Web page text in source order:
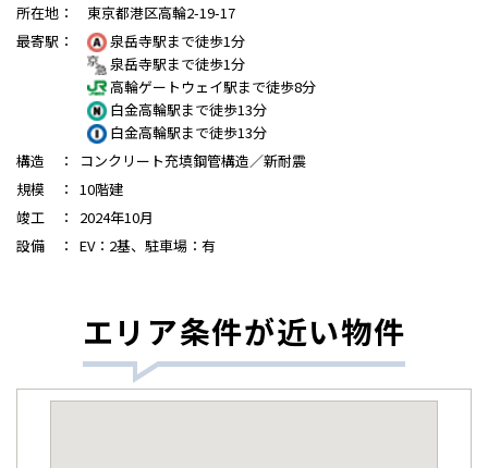
所在地 ：
東京都港区高輪2-19-17
最寄駅 ：
泉岳寺駅まで徒歩1分
泉岳寺駅まで徒歩1分
高輪ゲートウェイ駅まで徒歩8分
白金高輪駅まで徒歩13分
白金高輪駅まで徒歩13分
構造
：
コンクリート充填鋼管構造／新耐震
規模
： 10階建
竣工
：
2024年10月
設備
： EV：2基、駐車場：有
エリア条件が近い物件